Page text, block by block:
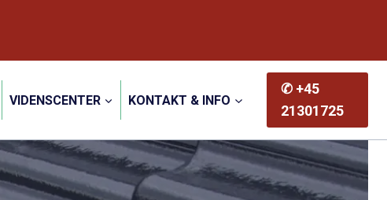
VIDENSCENTER KONTAKT & INFO
✆ +45
21301725